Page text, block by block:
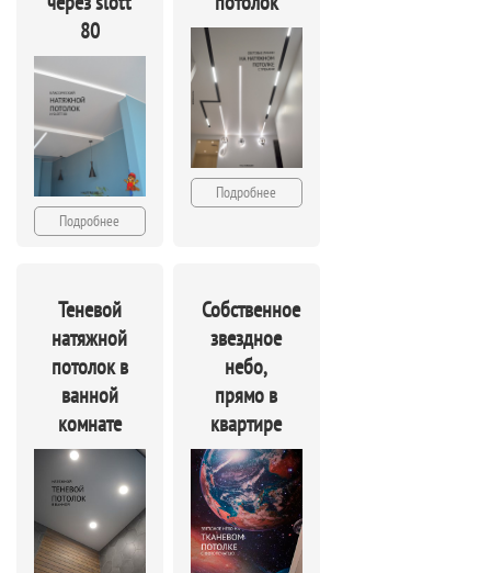
80
Подробнее
Подробнее
Теневой
натяжной
потолок в
ванной
комнате
Собственное
звездное
небо,
прямо в
квартире